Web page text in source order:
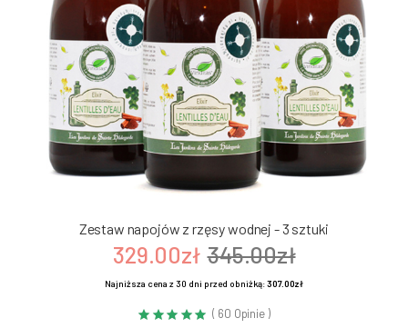
Zestaw napojów z rzęsy wodnej - 3 sztuki
329.00zł 345.00zł
Najniższa cena z 30 dni przed obniżką:307.00zł
( 60 Opinie )